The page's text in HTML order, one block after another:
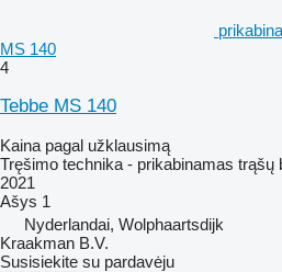
MS 140
4
Tebbe MS 140
Kaina pagal užklausimą
Tręšimo technika - prikabinamas trąšų
2021
Ašys 1
Nyderlandai, Wolphaartsdijk
Kraakman B.V.
Susisiekite su pardavėju